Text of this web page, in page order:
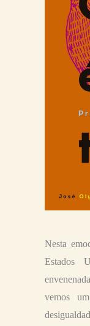
Nesta
Estados
vemos